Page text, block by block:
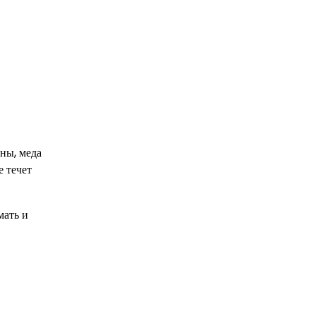
меда
и